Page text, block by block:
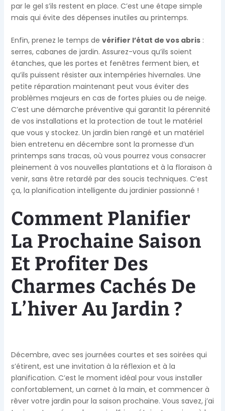
par le gel s’ils restent en place. C’est une étape simple
mais qui évite des dépenses inutiles au printemps.
Enfin, prenez le temps de vérifier l’état de vos abris:
serres, cabanes de jardin. Assurez-vous qu’ils soient
étanches, que les portes et fenêtres ferment bien, et
qu’ils puissent résister aux intempéries hivernales. Une
petite réparation maintenant peut vous éviter des
problèmes majeurs en cas de fortes pluies ou de neige.
C’est une démarche préventive qui garantit la pérennité
de vos installations et la protection de tout le matériel
que vous y stockez. Un jardin bien rangé et un matériel
bien entretenu en décembre sont la promesse d’un
printemps sans tracas, où vous pourrez vous consacrer
pleinement à vos nouvelles plantations et à la floraison à
venir, sans être retardé par des soucis techniques. C’est
ça, la planification intelligente du jardinier passionné !
Comment Planifier
La Prochaine Saison
Et Profiter Des
Charmes Cachés De
L’hiver Au Jardin ?
Décembre, avec ses journées courtes et ses soirées qui
s’étirent, est une invitation à la réflexion et à la
planification. C’est le moment idéal pour vous installer
confortablement, un carnet à la main, et commencer à
rêver votre jardin pour la saison prochaine. Vous savez, j’ai